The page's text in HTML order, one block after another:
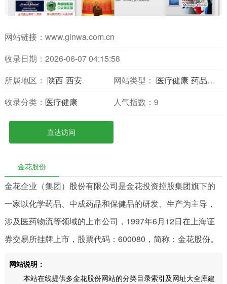
网站链接： www.ginwa.com.cn
收录日期：2026-06-07 04:15:58
所属地区： 陕西 西安 网站类型： 医疗健康 药品药学
收录分类： 医疗健康 人气指数： 9
直达访问
金花股份
金花企业（集团）股份有限公司是金花投资控股集团旗下的
一家以化学药品、中成药品和保健品的研发、生产为主导，
涉及医药物流等领域的上市公司，1997年6月12日在上海证
券交易所挂牌上市，股票代码：600080，简称：金花股份。
网站说明：
本站在线提供多金花股份网站的分类目录索引及网址大全库建